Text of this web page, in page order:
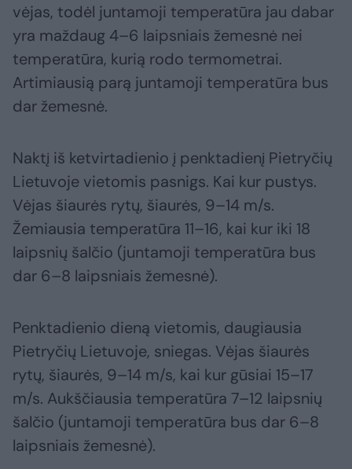
vėjas, todėl juntamoji temperatūra jau dabar
yra maždaug 4–6 laipsniais žemesnė nei
temperatūra, kurią rodo termometrai.
Artimiausią parą juntamoji temperatūra bus
dar žemesnė.
Naktį iš ketvirtadienio į penktadienį Pietryčių
Lietuvoje vietomis pasnigs. Kai kur pustys.
Vėjas šiaurės rytų, šiaurės, 9–14 m/s.
Žemiausia temperatūra 11–16, kai kur iki 18
laipsnių šalčio (juntamoji temperatūra bus
dar 6–8 laipsniais žemesnė).
Penktadienio dieną vietomis, daugiausia
Pietryčių Lietuvoje, sniegas. Vėjas šiaurės
rytų, šiaurės, 9–14 m/s, kai kur gūsiai 15–17
m/s. Aukščiausia temperatūra 7–12 laipsnių
šalčio (juntamoji temperatūra bus dar 6–8
laipsniais žemesnė).